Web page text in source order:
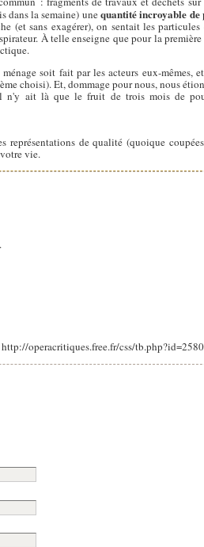
dans la semaine) unequantité incroyable de
(et sans exagérer), on sentait les
À telle enseigne que pour la
soit fait par les acteurs eux-
choisi). Et, dommage pour nous, nous
n'y ait là que le fruit de trois mois de
représentations de qualité (quoique
vie.
.
operacritiques.free.fr/css/tb.php?id=2580